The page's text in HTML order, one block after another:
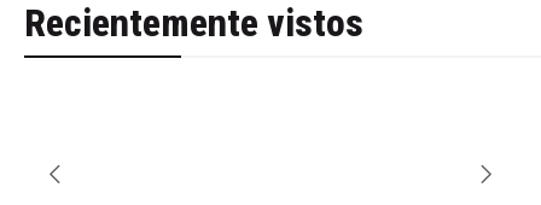
Recientemente vistos